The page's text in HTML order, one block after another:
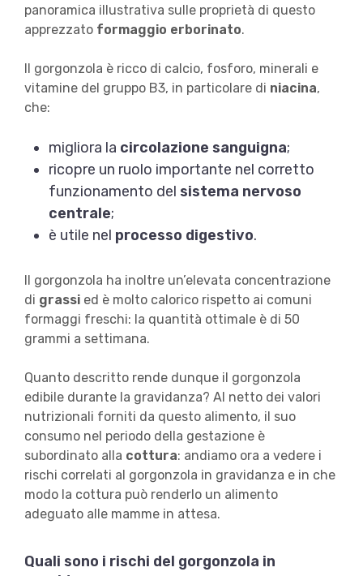
panoramica illustrativa sulle proprietà di questo
apprezzato formaggio erborinato.
Il gorgonzola è ricco di calcio, fosforo, minerali e
vitamine del gruppo B3, in particolare di niacina,
che:
migliora la circolazione sanguigna;
ricopre un ruolo importante nel corretto
funzionamento del sistema nervoso
centrale;
è utile nel processo digestivo.
Il gorgonzola ha inoltre un’elevata concentrazione
di grassied è molto calorico rispetto ai comuni
formaggi freschi: la quantità ottimale è di 50
grammi a settimana.
Quanto descritto rende dunque il gorgonzola
edibile durante la gravidanza? Al netto dei valori
nutrizionali forniti da questo alimento, il suo
consumo nel periodo della gestazione è
subordinato alla cottura: andiamo ora a vedere i
rischi correlati al gorgonzola in gravidanza e in che
modo la cottura può renderlo un alimento
adeguato alle mamme in attesa.
Quali sono i rischi del gorgonzola in